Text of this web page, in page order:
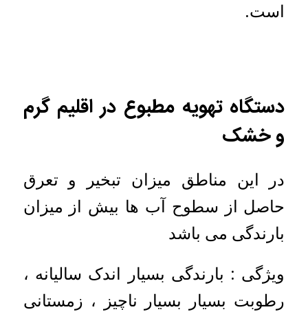
است.
دستگاه تهویه مطبوع در اقلیم گرم
و خشک
در این مناطق میزان تبخیر و تعرق
حاصل از سطوح آب ها بیش از میزان
بارندگی می باشد
ویژگی : بارندگی بسیار اندک سالیانه ،
رطوبت بسیار بسیار ناچیز ، زمستانی